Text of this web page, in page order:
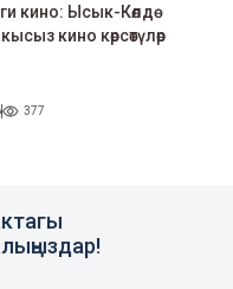
кино: Ысык-Көлдө
кино көрсөтүлөр
377